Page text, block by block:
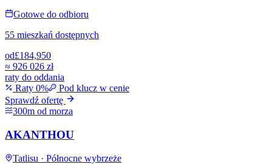
Gotowe do odbioru
55 mieszkań dostępnych
od£184,950
≈ 926 026 zł
raty do oddania
Raty 0%
Pod klucz w cenie
Sprawdź ofertę
300m od morza
AKANTHOU
Tatlisu · Północne wybrzeże